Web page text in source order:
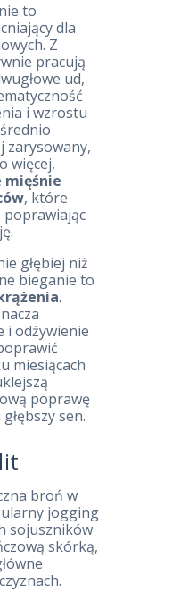
to
dla
Z
pracują
ud,
i wzrostu
zarysowany,
więcej,
mięśnie
, które
poprawiając
głębiej niż
bieganie to
.
i odżywienie
miesiącach
poprawę
sen.
broń w
jogging
sojuszników
skórką,